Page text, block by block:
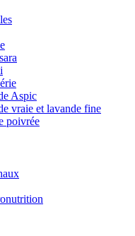
Aspic
vraie et lavande fine
poivrée